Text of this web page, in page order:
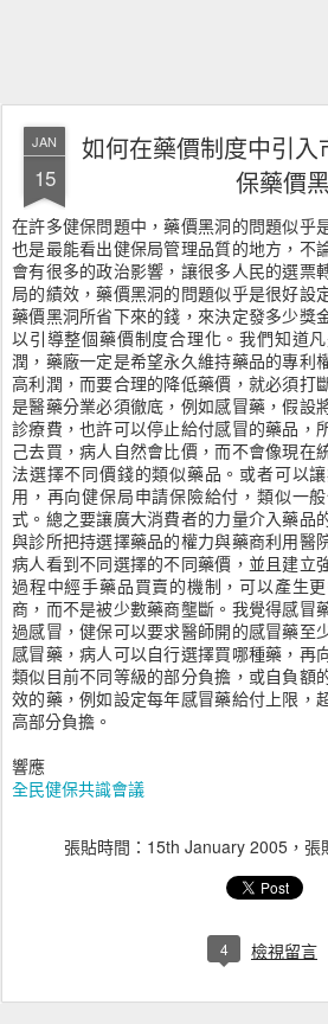
JAN
15
如何在藥價制度中引
保藥價
在許多健保問題中，藥價黑洞的問題似乎
也是最能看出健保局管理品質的地方，不
會有很多的政治影響，讓很多人民的選票
局的績效，藥價黑洞的問題似乎是很好設
藥價黑洞所省下來的錢，來決定發多少獎
以引導整個藥價制度合理化。我們知道
潤，藥廠一定是希望永久維持藥品的專利
高利潤，而要合理的降低藥價，就必須打
是醫藥分業必須徹底，例如感冒藥，假設
診療費，也許可以停止給付感冒的藥品，
己去買，病人自然會比價，而不會像現在
法選擇不同價錢的類似藥品。或者可以
用，再向健保局申請保險給付，類似一
式。總之要讓廣大消費者的力量介入藥品
與診所把持選擇藥品的權力與藥商利用醫
病人看到不同選擇的不同藥價，並且建立
過程中經手藥品買賣的機制，可以產生
商，而不是被少數藥商壟斷。我覺得感冒
過感冒，健保可以要求醫師開的感冒藥至
感冒藥，病人可以自行選擇買哪種藥，再
類似目前不同等級的部分負擔，或自負額
效的藥，例如設定每年感冒藥給付上限，
高部分負擔。
響應
全民健保共識會議
張貼時間： 15th January 2005，張
4 檢視留言